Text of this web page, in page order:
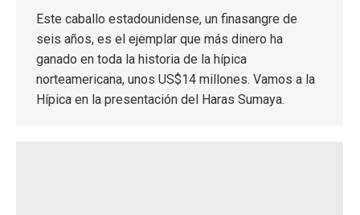
Este caballo estadounidense, un finasangre de
seis años, es el ejemplar que más dinero ha
ganado en toda la historia de la hípica
norteamericana, unos US$14 millones. Vamos a la
Hípica en la presentación del Haras Sumaya.